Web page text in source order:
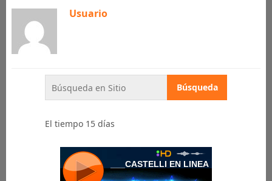
Usuario
El tiempo 15 días